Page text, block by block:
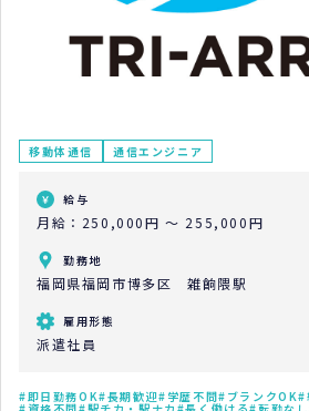
移動体通信 通信エンジニア
給与
月給：250,000円 ～ 255,000円
勤務地
福岡県福岡市博多区 雑餉隈駅
雇用形態
派遣社員
即日勤務OK 長期歓迎 学歴不問 ブランクOK